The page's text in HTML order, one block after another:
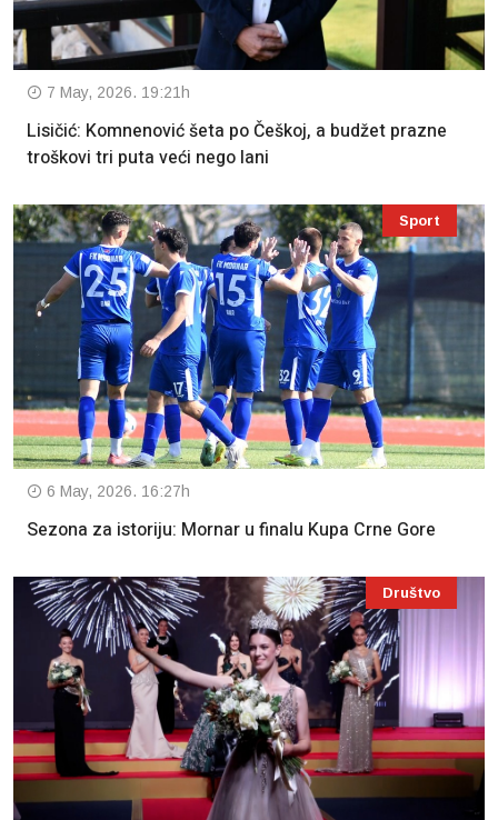
7 May, 2026. 19:21h
Lisičić: Komnenović šeta po Češkoj, a budžet prazne
troškovi tri puta veći nego lani
Sport
6 May, 2026. 16:27h
Sezona za istoriju: Mornar u finalu Kupa Crne Gore
Društvo